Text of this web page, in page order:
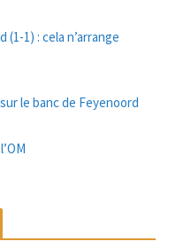
1) : cela n’arrange
le banc de Feyenoord